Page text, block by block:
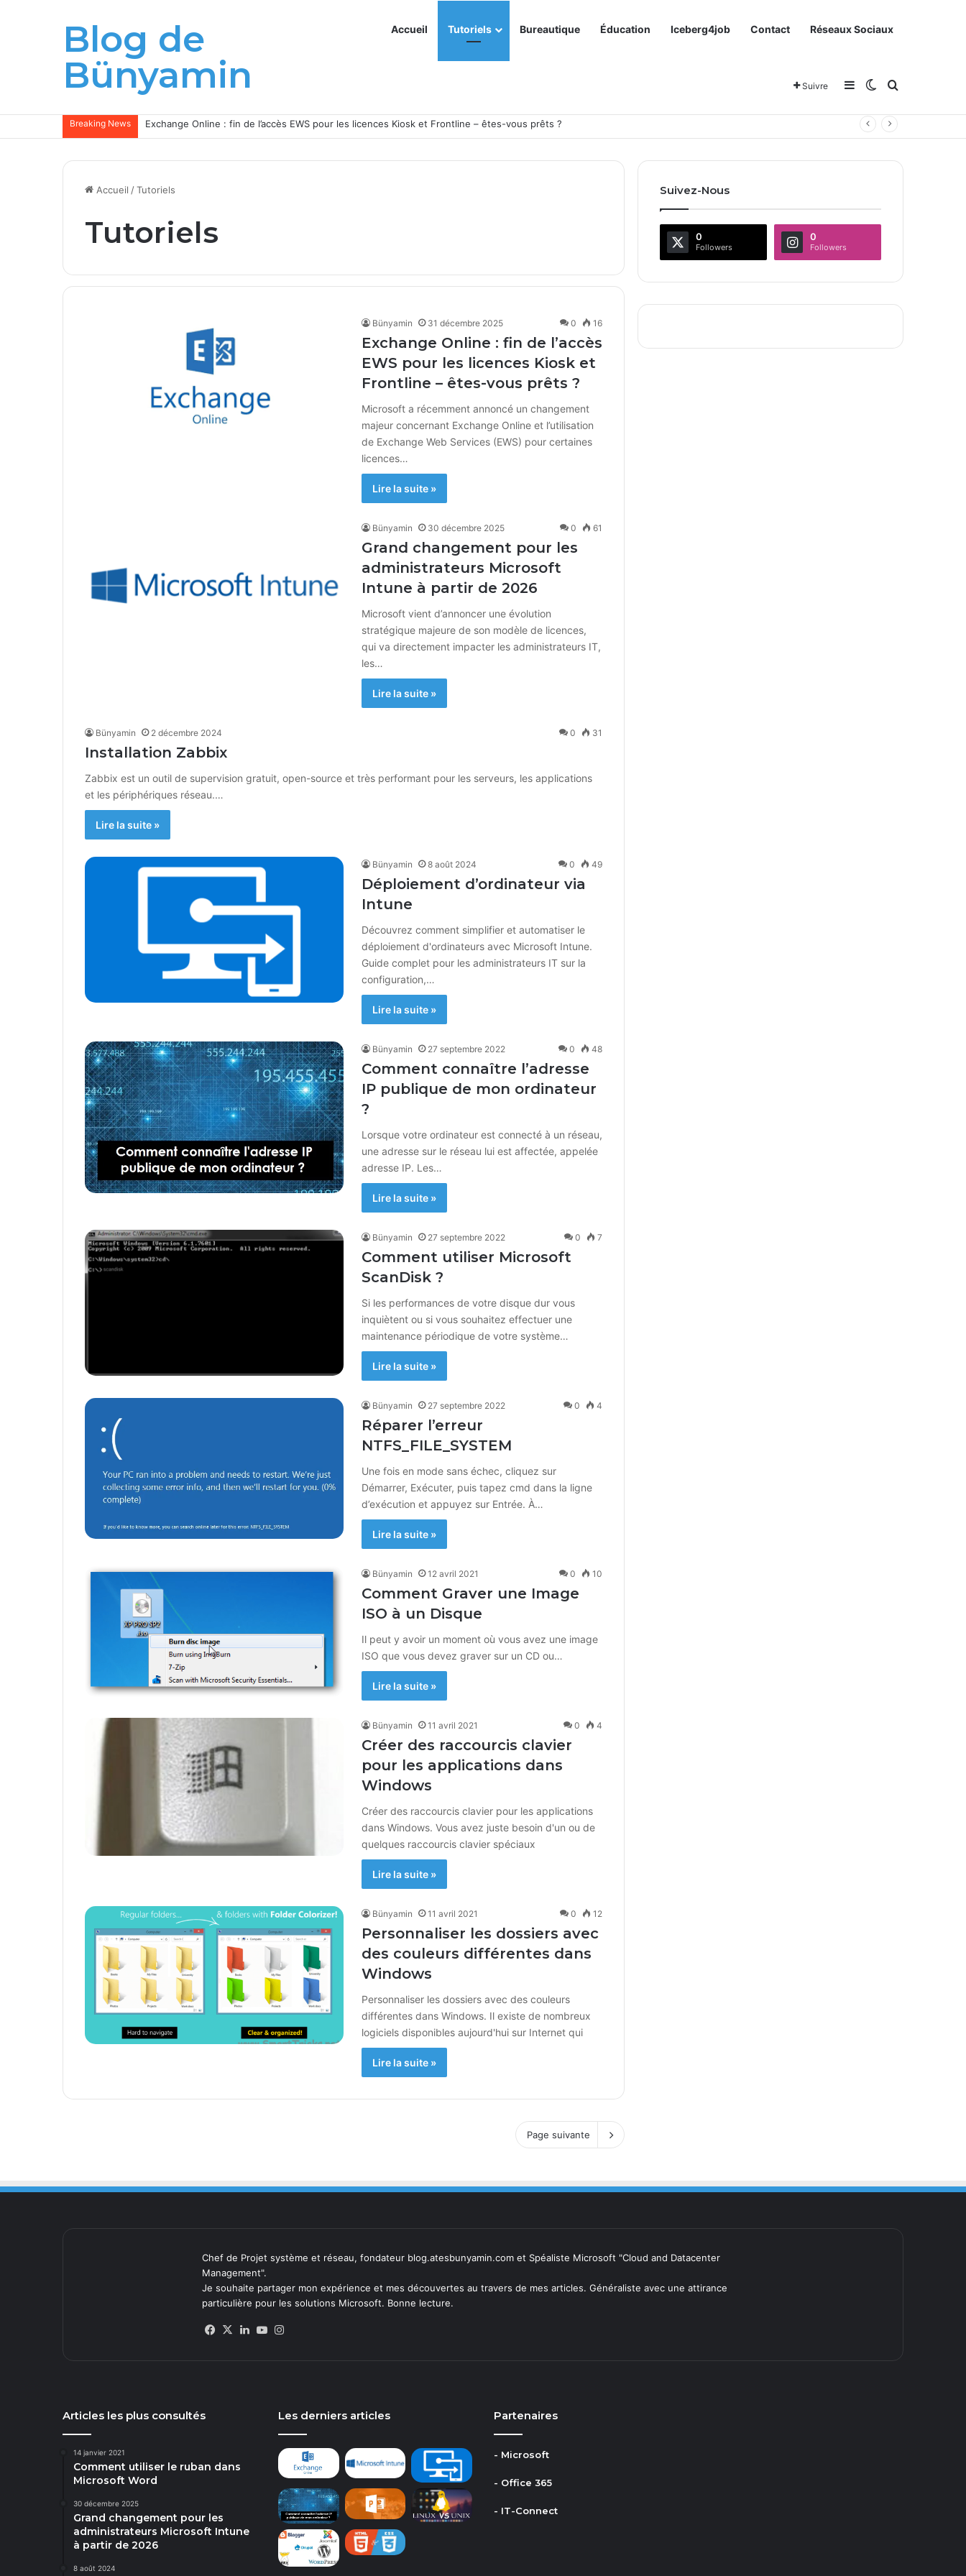
Blog de
Bünyamin
Accueil Tutoriels Bureautique Éducation Iceberg4job Contact Réseaux Sociaux
Suivre Sidebar (barre
Switch skin
Rechercher
Breaking News Grand changement pour les administrateurs Microsoft Intune à partir de 2026
Accueil /Tutoriels
Tutoriels
Bünyamin 31 décembre 2025 0 16
Exchange Online : fin de l’accès
EWS pour les licences Kiosk et
Frontline – êtes-vous prêts ?
Microsoft a récemment annoncé un changement
majeur concernant Exchange Online et l’utilisation
de Exchange Web Services (EWS) pour certaines
licences…
Lire la suite »
Bünyamin 30 décembre 2025 0 61
Grand changement pour les
administrateurs Microsoft
Intune à partir de 2026
Microsoft vient d’annoncer une évolution
stratégique majeure de son modèle de licences,
qui va directement impacter les administrateurs IT,
les…
Lire la suite »
Bünyamin 2 décembre 2024 0 31
Installation Zabbix
Zabbix est un outil de supervision gratuit, open-source et très performant pour les serveurs, les applications
et les périphériques réseau.…
Lire la suite »
Bünyamin 8 août 2024 0 49
Déploiement d’ordinateur via
Intune
Découvrez comment simplifier et automatiser le
déploiement d'ordinateurs avec Microsoft Intune.
Guide complet pour les administrateurs IT sur la
configuration,…
Lire la suite »
Bünyamin 27 septembre 2022 0 48
Comment connaître l’adresse
IP publique de mon ordinateur
?
Lorsque votre ordinateur est connecté à un réseau,
une adresse sur le réseau lui est affectée, appelée
adresse IP. Les…
Lire la suite »
Bünyamin 27 septembre 2022 0 7
Comment utiliser Microsoft
ScanDisk ?
Si les performances de votre disque dur vous
inquiètent ou si vous souhaitez effectuer une
maintenance périodique de votre système…
Lire la suite »
Bünyamin 27 septembre 2022 0 4
Réparer l’erreur
NTFS_FILE_SYSTEM
Une fois en mode sans échec, cliquez sur
Démarrer, Exécuter, puis tapez cmd dans la ligne
d’exécution et appuyez sur Entrée. À…
Lire la suite »
Bünyamin 12 avril 2021 0 10
Comment Graver une Image
ISO à un Disque
Il peut y avoir un moment où vous avez une image
ISO que vous devez graver sur un CD ou…
Lire la suite »
Bünyamin 11 avril 2021 0 4
Créer des raccourcis clavier
pour les applications dans
Windows
Créer des raccourcis clavier pour les applications
dans Windows. Vous avez juste besoin d'un ou de
quelques raccourcis clavier spéciaux
Lire la suite »
Bünyamin 11 avril 2021 0 12
Personnaliser les dossiers avec
des couleurs différentes dans
Windows
Personnaliser les dossiers avec des couleurs
différentes dans Windows. Il existe de nombreux
logiciels disponibles aujourd'hui sur Internet qui
Lire la suite »
Page suivante
Suivez-Nous
0
Followers
0
Followers
Chef de Projet système et réseau, fondateur blog.atesbunyamin.com et Spéaliste Microsoft "Cloud and Datacenter
Management".
Je souhaite partager mon expérience et mes découvertes au travers de mes articles. Généraliste avec une attirance
particulière pour les solutions Microsoft. Bonne lecture.
Facebook
X LinkedinYouTube
Articles les plus consultés
14 janvier 2021
Comment utiliser le ruban dans
Microsoft Word
30 décembre 2025
Grand changement pour les
administrateurs Microsoft Intune
à partir de 2026
8 août 2024
Les derniers articles Partenaires
- Microsoft
- Office 365
- IT-Connect